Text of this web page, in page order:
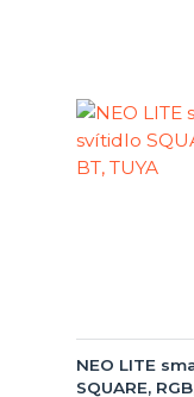
NEO LITE
SQUARE,